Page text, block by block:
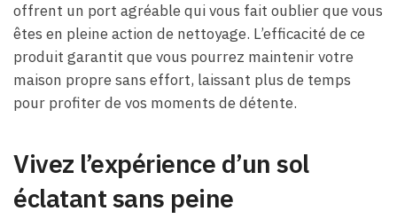
offrent un port agréable qui vous fait oublier que vous
êtes en pleine action de nettoyage. L’efficacité de ce
produit garantit que vous pourrez maintenir votre
maison propre sans effort, laissant plus de temps
pour profiter de vos moments de détente.
Vivez l’expérience d’un sol
éclatant sans peine